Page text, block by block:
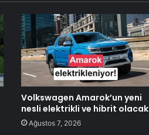
Volkswagen Amarok’un yeni
nesli elektrikli ve hibrit olacak
Ağustos 7, 2026